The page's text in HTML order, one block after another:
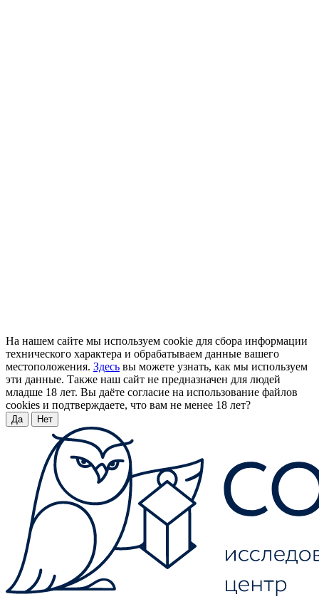
На нашем сайте мы используем cookie для сбора информации
технического характера и обрабатываем данные вашего
местоположения. Здесь вы можете узнать, как мы используем
эти данные. Также наш сайт не предназначен для людей
младше 18 лет. Вы даёте согласие на использование файлов
cookies и подтверждаете, что вам не менее 18 лет?
Да Нет